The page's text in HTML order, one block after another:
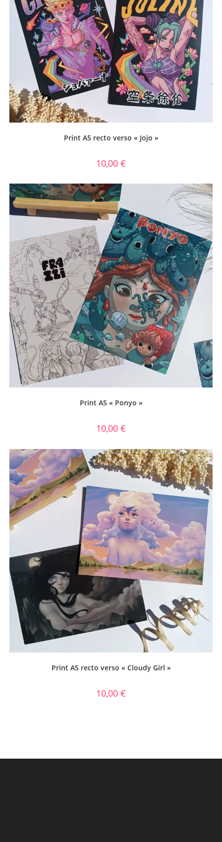
Print A5 recto verso « Jojo »
10,00 €
Print A5 « Ponyo »
10,00 €
Print A5 recto verso « Cloudy Girl »
10,00 €